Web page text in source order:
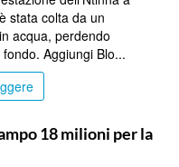
stata colta da un
acqua, perdendo
Aggiungi Blo...
18 milioni per la